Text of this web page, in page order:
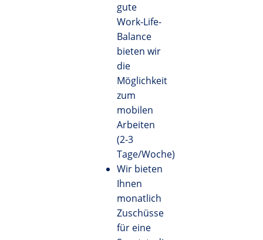
gute
Work-Life-
Balance
bieten wir
die
Möglichkeit
zum
mobilen
Arbeiten
(2-3
Tage/Woche)
Wir bieten
Ihnen
monatlich
Zuschüsse
für eine